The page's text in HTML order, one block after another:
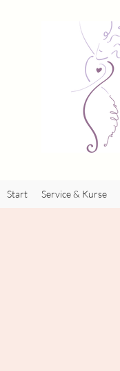
Start Service & Kurse